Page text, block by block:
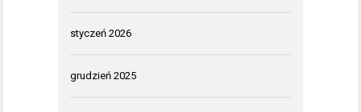
styczeń 2026
grudzień 2025